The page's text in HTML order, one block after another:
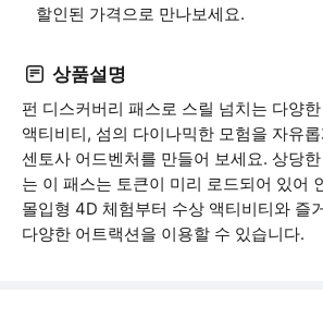
할인된 가격으로 만나보세요.
상품설명
펀 디스커버리 패스로 스릴 넘치는 다양
액티비티, 섬의 다이나믹한 모험을 자유
센토사 어드벤처를 만들어 보세요. 상당
는 이 패스는 토큰이 미리 로드되어 있어
몰입형 4D 체험부터 수상 액티비티와 즐
다양한 어트랙션을 이용할 수 있습니다.